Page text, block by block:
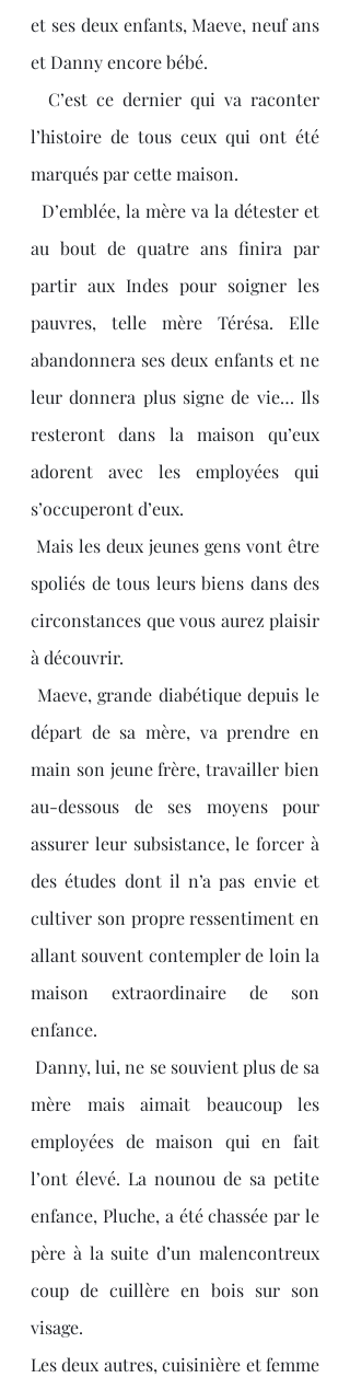
et ses deux enfants, Maeve, neuf ans
et Danny encore bébé.
l’histoire de tous ceux qui ont été
marqués par cette maison.
au bout de quatre ans finira par
partir aux Indes pour soigner les
pauvres, telle mère Térésa. Elle
abandonnera ses deux enfants et ne
leur donnera plus signe de vie… Ils
resteront dans la maison qu’eux
adorent avec les employées qui
s’occuperont d’eux.
spoliés de tous leurs biens dans des
circonstances que vous aurez plaisir
à découvrir.
départ de sa mère, va prendre en
main son jeune frère, travailler bien
au-dessous de ses moyens pour
assurer leur subsistance, le forcer à
des études dont il n’a pas envie et
cultiver son propre ressentiment en
allant souvent contempler de loin la
maison extraordinaire de son
enfance.
mère mais aimait beaucoup les
employées de maison qui en fait
l’ont élevé. La nounou de sa petite
enfance, Pluche, a été chassée par le
père à la suite d’un malencontreux
coup de cuillère en bois sur son
visage.
Les deux autres, cuisinière et femme